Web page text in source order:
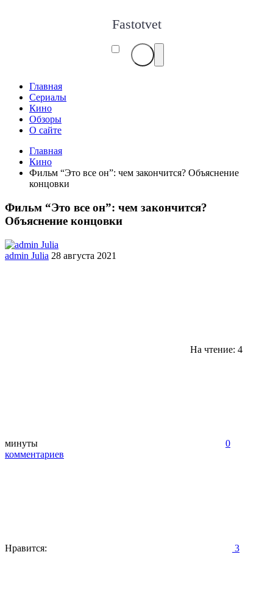
Fastotvet
Главная
Сериалы
Кино
Обзоры
О сайте
Главная
Кино
Фильм “Это все он”: чем закончится? Объяснение
концовки
Фильм “Это все он”: чем закончится?
Объяснение концовки
admin Julia 28 августа 2021
На чтение: 4
минуты
0
комментариев
Нравится: 3